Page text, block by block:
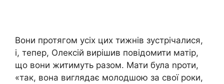
Вони протягом усіх цих тижнів зустрічалися,
і, тепер, Олексій вирішив повідомити матір,
що вони житимуть разом. Мати була nроти,
«так, вона виглядає молодшою за свої роки,